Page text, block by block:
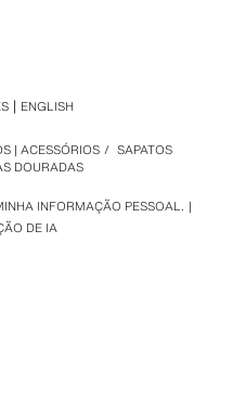
INFORMAÇÃO PESSOAL.
DE IA
| ACESSÓRIOS / SAPATOS
DOURADAS
ENGLISH